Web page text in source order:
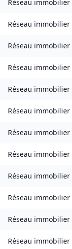
Réseau immobilier
Réseau immobilier
Réseau immobilier
Réseau immobilier
Réseau immobilier
Réseau immobilier
Réseau immobilier
Réseau immobilier
Réseau immobilier
Réseau immobilier
Réseau immobilier
Réseau immobilier